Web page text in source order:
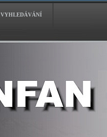
VYHLEDÁVÁNÍ